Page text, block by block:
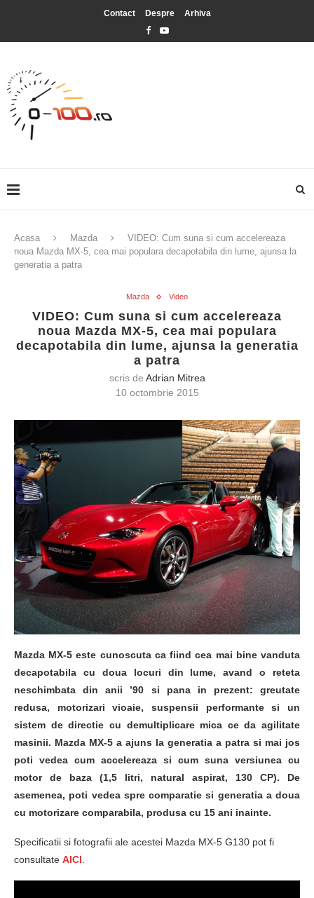
Contact Despre Arhiva
Acasa Mazda
VIDEO: Cum suna si cum accelereaza
noua Mazda MX-5, cea mai populara decapotabila din lume, ajunsa la
generatia a patra
Mazda Video
VIDEO: Cum suna si cum accelereaza
noua Mazda MX-5, cea mai populara
decapotabila din lume, ajunsa la generatia
a patra
scris de Adrian Mitrea
10 octombrie 2015
Mazda MX-5 este cunoscuta ca fiind cea mai bine vanduta
decapotabila cu doua locuri din lume, avand o reteta
neschimbata din anii ’90 si pana in prezent: greutate
redusa, motorizari vioaie, suspensii performante si un
sistem de directie cu demultiplicare mica ce da agilitate
masinii. Mazda MX-5 a ajuns la generatia a patra si mai jos
poti vedea cum accelereaza si cum suna versiunea cu
motor de baza (1,5 litri, natural aspirat, 130 CP). De
asemenea, poti vedea spre comparatie si generatia a doua
cu motorizare comparabila, produsa cu 15 ani inainte.
Specificatii si fotografii ale acestei Mazda MX-5 G130 pot fi
consultate AICI